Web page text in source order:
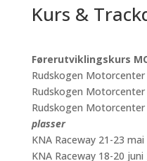
Kurs &
Førerutviklingskurs
Rudskogen
Rudskogen
Rudskogen
plasser
KNA Raceway 21-23 mai
KNA Raceway 18-20 juni